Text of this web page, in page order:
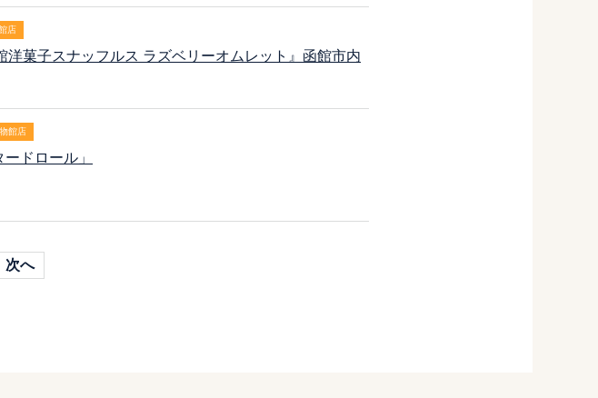
店
洋菓子スナッフルス ラズベリーオムレット』函館市内
館店
ドロール」
次へ